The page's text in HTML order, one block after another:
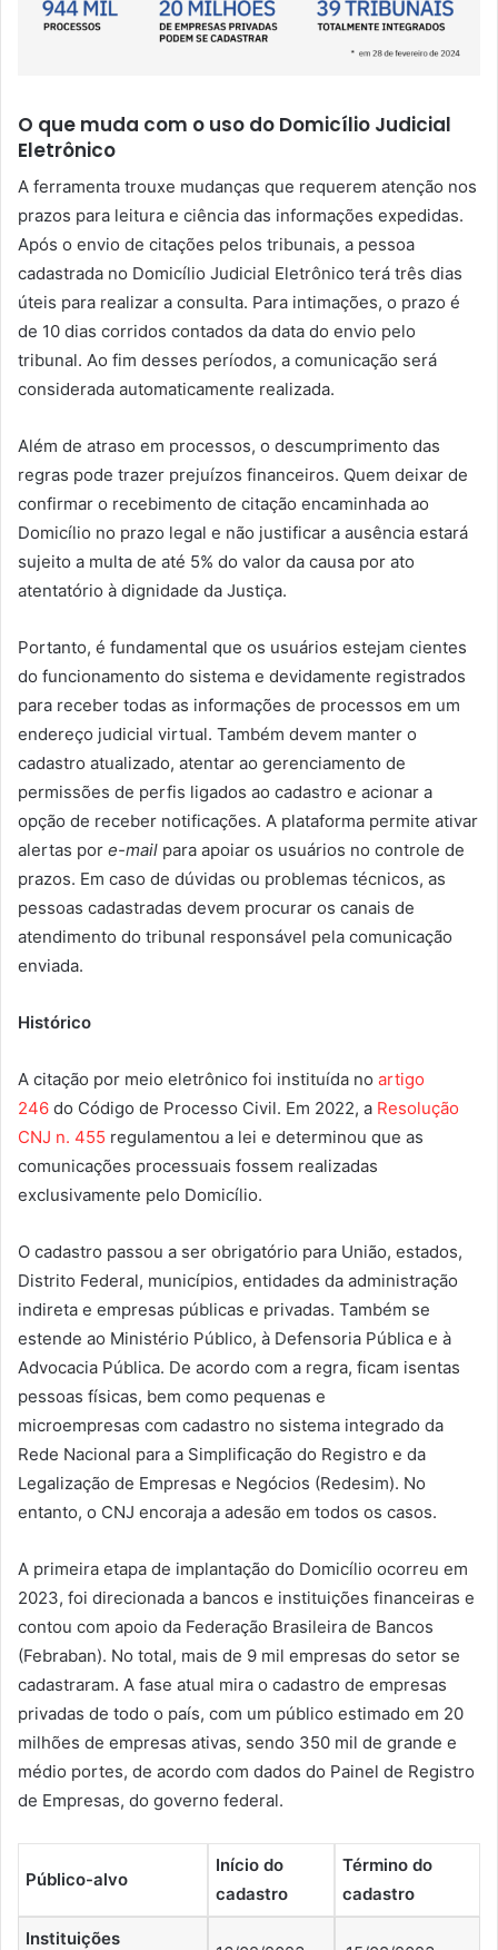
O que muda com o uso do Domicílio Judicial
Eletrônico
A ferramenta trouxe mudanças que requerem atenção nos
prazos para leitura e ciência das informações expedidas.
Após o envio de citações pelos tribunais, a pessoa
cadastrada no Domicílio Judicial Eletrônico terá três dias
úteis para realizar a consulta. Para intimações, o prazo é
de 10 dias corridos contados da data do envio pelo
tribunal. Ao fim desses períodos, a comunicação será
considerada automaticamente realizada.
Além de atraso em processos, o descumprimento das
regras pode trazer prejuízos financeiros. Quem deixar de
confirmar o recebimento de citação encaminhada ao
Domicílio no prazo legal e não justificar a ausência estará
sujeito a multa de até 5% do valor da causa por ato
atentatório à dignidade da Justiça.
Portanto, é fundamental que os usuários estejam cientes
do funcionamento do sistema e devidamente registrados
para receber todas as informações de processos em um
endereço judicial virtual. Também devem manter o
cadastro atualizado, atentar ao gerenciamento de
permissões de perfis ligados ao cadastro e acionar a
opção de receber notificações. A plataforma permite ativar
alertas por e-mail para apoiar os usuários no controle de
prazos. Em caso de dúvidas ou problemas técnicos, as
pessoas cadastradas devem procurar os canais de
atendimento do tribunal responsável pela comunicação
enviada.
Histórico
A citação por meio eletrônico foi instituída no artigo
246 do Código de Processo Civil. Em 2022, a Resolução
CNJ n. 455 regulamentou a lei e determinou que as
comunicações processuais fossem realizadas
exclusivamente pelo Domicílio.
O cadastro passou a ser obrigatório para União, estados,
Distrito Federal, municípios, entidades da administração
indireta e empresas públicas e privadas. Também se
estende ao Ministério Público, à Defensoria Pública e à
Advocacia Pública. De acordo com a regra, ficam isentas
pessoas físicas, bem como pequenas e
microempresas com cadastro no sistema integrado da
Rede Nacional para a Simplificação do Registro e da
Legalização de Empresas e Negócios (Redesim). No
entanto, o CNJ encoraja a adesão em todos os casos.
A primeira etapa de implantação do Domicílio ocorreu em
2023, foi direcionada a bancos e instituições financeiras e
contou com apoio da Federação Brasileira de Bancos
(Febraban). No total, mais de 9 mil empresas do setor se
cadastraram. A fase atual mira o cadastro de empresas
privadas de todo o país, com um público estimado em 20
milhões de empresas ativas, sendo 350 mil de grande e
médio portes, de acordo com dados do Painel de Registro
de Empresas, do governo federal.
Público-alvo
Início do
cadastro
Término do
cadastro
Instituições